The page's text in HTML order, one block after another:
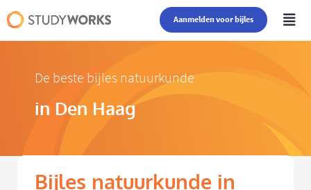
Aanmelden voor bijles
De beste bijles natuurkunde
in Den Haag
Bijles natuurkunde in